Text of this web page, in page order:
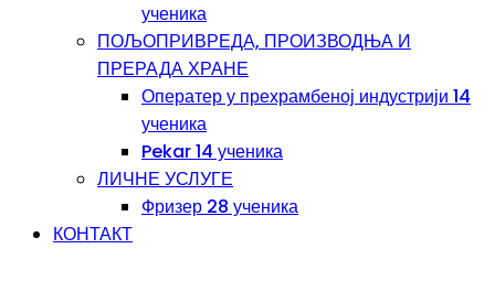
ученика
ПОЉОПРИВРЕДА, ПРОИЗВОДЊА И
ПРЕРАДА ХРАНЕ
Оператер у прехрамбеној индустрији 14
ученика
Pekar 14 ученика
ЛИЧНЕ УСЛУГЕ
Фризер 28 ученика
КОНТАКТ